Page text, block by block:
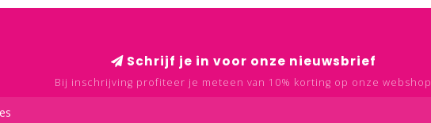
Schrijf je in voor onze nieuwsbrief
Bij inschrijving profiteer je meteen van 10% korting op onze webshop